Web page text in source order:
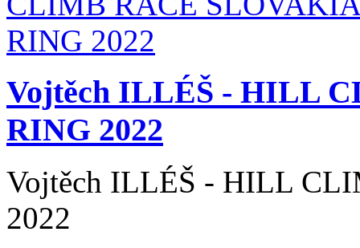
Vojtěch ILLÉŠ - HILL
RING 2022
Vojtěch ILLÉŠ - HILL
2022